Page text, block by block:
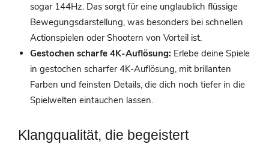
sogar 144Hz. Das sorgt für eine unglaublich flüssige
Bewegungsdarstellung, was besonders bei schnellen
Actionspielen oder Shootern von Vorteil ist.
Gestochen scharfe 4K-Auflösung: Erlebe deine Spiele
in gestochen scharfer 4K-Auflösung, mit brillanten
Farben und feinsten Details, die dich noch tiefer in die
Spielwelten eintauchen lassen.
Klangqualität, die begeistert